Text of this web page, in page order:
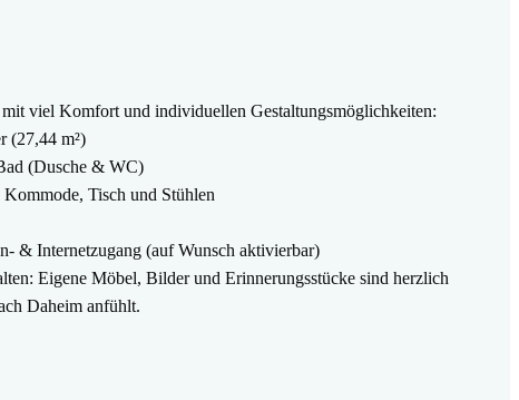
viel Komfort und individuellen Gestaltungsmöglichkeiten:
(27,44 m²)
(Dusche & WC)
Tisch und Stühlen
& Internetzugang (auf Wunsch aktivierbar)
Eigene Möbel, Bilder und Erinnerungsstücke sind herzlich
Daheim anfühlt.